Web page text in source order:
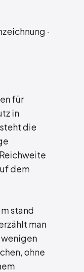
·
für
in
die
dem
stand
man
wenigen
ohne